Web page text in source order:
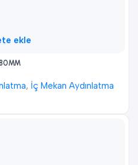
ekle
, İç Mekan Aydınlatma